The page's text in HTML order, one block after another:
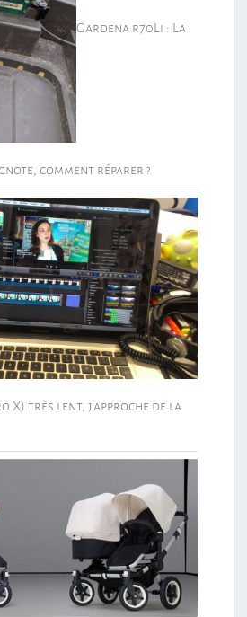
Gardena r70Li : La
comment réparer ?
X) très lent, j’approche de la